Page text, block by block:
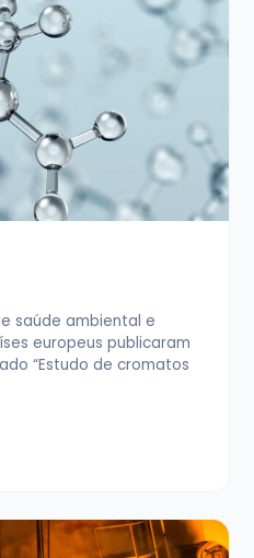
saúde ambiental e
europeus publicaram
“Estudo de cromatos